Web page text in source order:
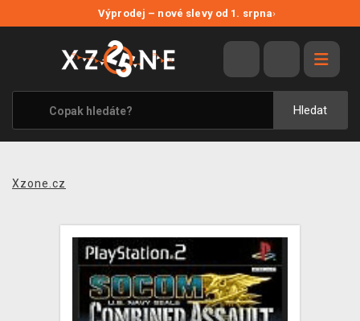
Výprodej – nové slevy od 1. srpna›
Hledat
VÝPRODEJ
VIDEOHRY
XZONE ORIGINALS
TÉMATIKY
SPOLEČENSKÉ HRY
Xzone.cz